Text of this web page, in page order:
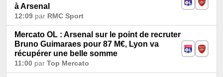
à Arsenal
12:09 par RMC Sport
Mercato OL : Arsenal sur le point de recruter
Bruno Guimaraes pour 87 M€, Lyon va
récupérer une belle somme
11:00 par Top Mercato